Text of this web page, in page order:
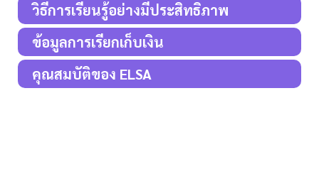
วิธีการเรียนรู้อย่างมีประสิทธิภาพ
ข้อมูลการเรียกเก็บเงิน
คุณสมบัติของ ELSA